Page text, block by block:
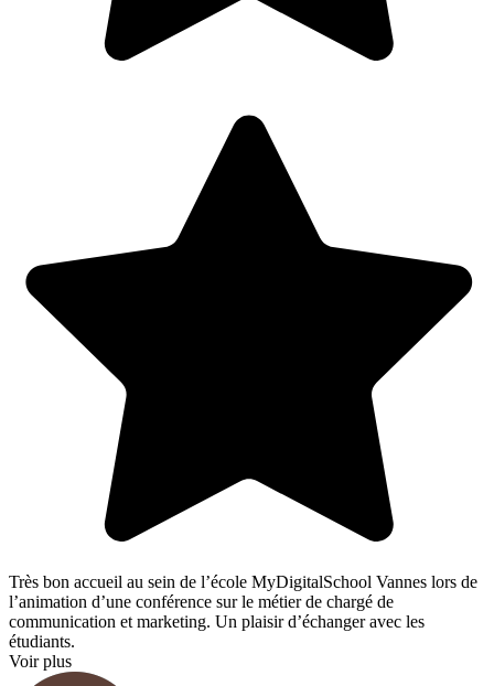
Très bon accueil au sein de l’école MyDigitalSchool Vannes lors de
l’animation d’une conférence sur le métier de chargé de
communication et marketing. Un plaisir d’échanger avec les
étudiants.
Voir plus